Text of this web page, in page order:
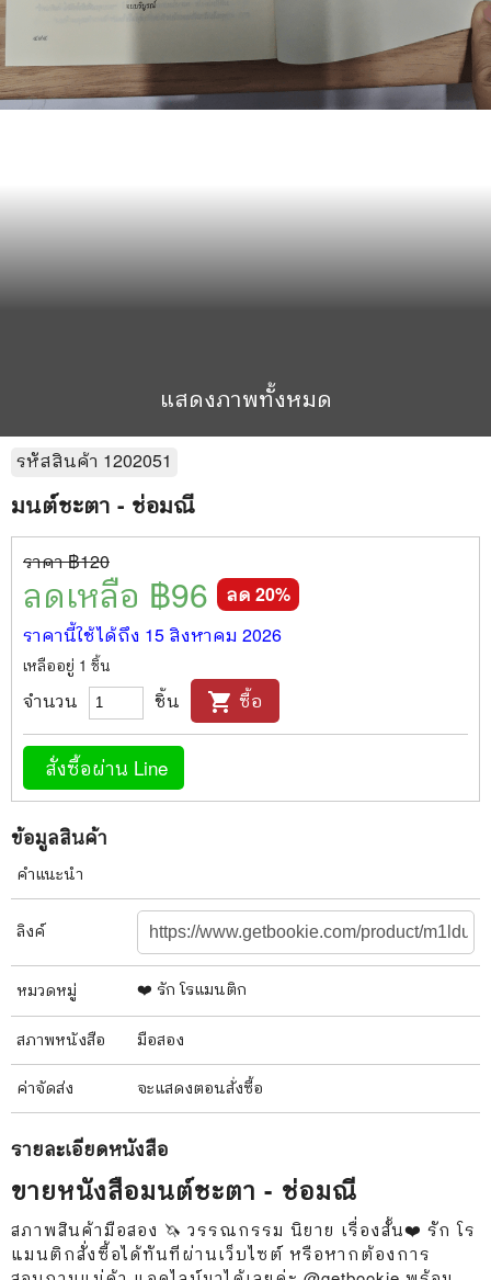
แสดงภาพทั้งหมด
รหัสสินค้า 1202051
มนต์ชะตา - ช่อมณี
ราคา ฿120
ลดเหลือ ฿96 ลด 20%
ราคานี้ใช้ได้ถึง 15 สิงหาคม 2026
เหลืออยู่ 1 ชิ้น
จำนวน ชิ้น shopping_cart ซื้อ
สั่งซื้อผ่าน Line
ข้อมูลสินค้า
คำแนะนำ
ลิงค์
หมวดหมู่ ❤️ รัก โรแมนติก
สภาพหนังสือ มือสอง
ค่าจัดส่ง จะแสดงตอนสั่งซื้อ
รายละเอียดหนังสือ
ขายหนังสือมนต์ชะตา - ช่อมณี
สภาพสินค้ามือสอง 🦄 วรรณกรรม นิยาย เรื่องสั้น❤️ รัก โร
แมนติกสั่งซื้อได้ทันทีผ่านเว็บไซต์ หรือหากต้องการ